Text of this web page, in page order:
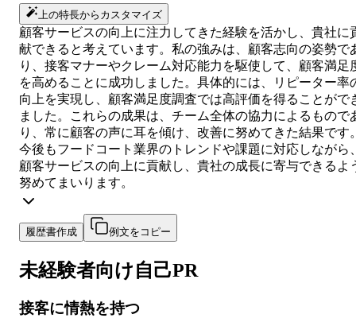
上の特長からカスタマイズ
顧客サービスの向上に注力してきた経験を活かし、貴社に
献できると考えています。私の強みは、顧客志向の姿勢で
り、接客マナーやクレーム対応能力を駆使して、顧客満足
を高めることに成功しました。具体的には、リピーター率
向上を実現し、顧客満足度調査では高評価を得ることがで
ました。これらの成果は、チーム全体の協力によるもので
り、常に顧客の声に耳を傾け、改善に努めてきた結果です
今後もフードコート業界のトレンドや課題に対応しながら
顧客サービスの向上に貢献し、貴社の成長に寄与できるよ
努めてまいります。
履歴書作成 例文をコピー
未経験者向け自己PR
接客に情熱を持つ